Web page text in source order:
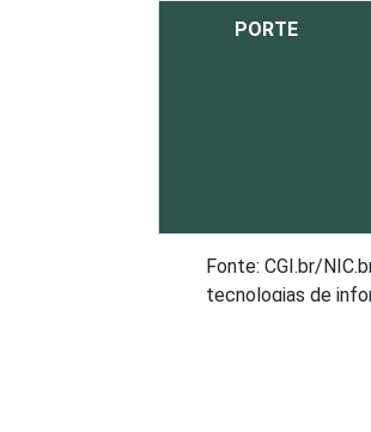
PORTE
Fonte: CGI.br/
tecnologias de